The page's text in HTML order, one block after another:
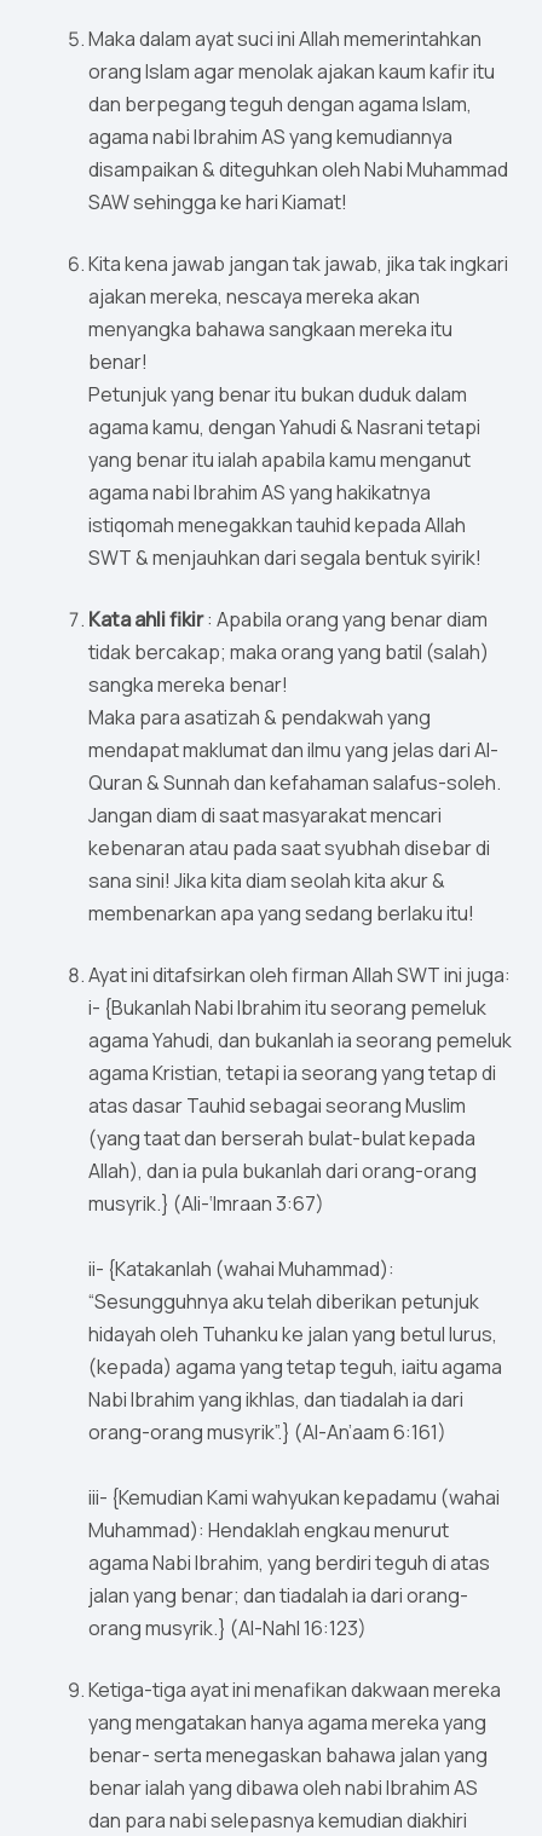
Maka dalam ayat suci ini Allah memerintahkan
orang Islam agar menolak ajakan kaum kafir itu
dan berpegang teguh dengan agama Islam,
agama nabi Ibrahim AS yang kemudiannya
disampaikan & diteguhkan oleh Nabi Muhammad
SAW sehingga ke hari Kiamat!
Kita kena jawab jangan tak jawab, jika tak ingkari
ajakan mereka, nescaya mereka akan
menyangka bahawa sangkaan mereka itu
benar!
Petunjuk yang benar itu bukan duduk dalam
agama kamu, dengan Yahudi & Nasrani tetapi
yang benar itu ialah apabila kamu menganut
agama nabi Ibrahim AS yang hakikatnya
istiqomah menegakkan tauhid kepada Allah
SWT & menjauhkan dari segala bentuk syirik!
Kata ahli fikir: Apabila orang yang benar diam
tidak bercakap; maka orang yang batil (salah)
sangka mereka benar!
Maka para asatizah & pendakwah yang
mendapat maklumat dan ilmu yang jelas dari Al-
Quran & Sunnah dan kefahaman salafus-soleh.
Jangan diam di saat masyarakat mencari
kebenaran atau pada saat syubhah disebar di
sana sini! Jika kita diam seolah kita akur &
membenarkan apa yang sedang berlaku itu!
Ayat ini ditafsirkan oleh firman Allah SWT ini juga:
i- {Bukanlah Nabi Ibrahim itu seorang pemeluk
agama Yahudi, dan bukanlah ia seorang pemeluk
agama Kristian, tetapi ia seorang yang tetap di
atas dasar Tauhid sebagai seorang Muslim
(yang taat dan berserah bulat-bulat kepada
Allah), dan ia pula bukanlah dari orang-orang
musyrik.} (Ali-‘Imraan 3:67)
ii- {Katakanlah (wahai Muhammad):
“Sesungguhnya aku telah diberikan petunjuk
hidayah oleh Tuhanku ke jalan yang betul lurus,
(kepada) agama yang tetap teguh, iaitu agama
Nabi Ibrahim yang ikhlas, dan tiadalah ia dari
orang-orang musyrik”.} (Al-An’aam 6:161)
iii- {Kemudian Kami wahyukan kepadamu (wahai
Muhammad): Hendaklah engkau menurut
agama Nabi Ibrahim, yang berdiri teguh di atas
jalan yang benar; dan tiadalah ia dari orang-
orang musyrik.} (Al-Nahl 16:123)
Ketiga-tiga ayat ini menafikan dakwaan mereka
yang mengatakan hanya agama mereka yang
benar- serta menegaskan bahawa jalan yang
benar ialah yang dibawa oleh nabi Ibrahim AS
dan para nabi selepasnya kemudian diakhiri